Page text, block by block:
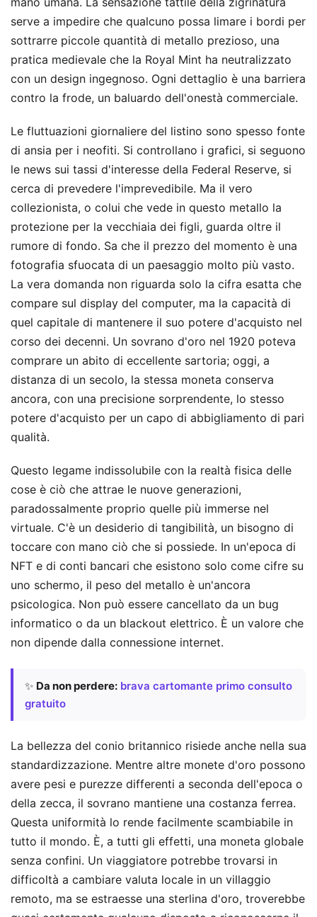
serve a impedire che qualcuno possa limare i bordi per
sottrarre piccole quantità di metallo prezioso, una
pratica medievale che la Royal Mint ha neutralizzato
con un design ingegnoso. Ogni dettaglio è una barriera
contro la frode, un baluardo dell'onestà commerciale.
Le fluttuazioni giornaliere del listino sono spesso fonte
di ansia per i neofiti. Si controllano i grafici, si seguono
le news sui tassi d'interesse della Federal Reserve, si
cerca di prevedere l'imprevedibile. Ma il vero
collezionista, o colui che vede in questo metallo la
protezione per la vecchiaia dei figli, guarda oltre il
rumore di fondo. Sa che il prezzo del momento è una
fotografia sfuocata di un paesaggio molto più vasto.
La vera domanda non riguarda solo la cifra esatta che
compare sul display del computer, ma la capacità di
quel capitale di mantenere il suo potere d'acquisto nel
corso dei decenni. Un sovrano d'oro nel 1920 poteva
comprare un abito di eccellente sartoria; oggi, a
distanza di un secolo, la stessa moneta conserva
ancora, con una precisione sorprendente, lo stesso
potere d'acquisto per un capo di abbigliamento di pari
qualità.
Questo legame indissolubile con la realtà fisica delle
cose è ciò che attrae le nuove generazioni,
paradossalmente proprio quelle più immerse nel
virtuale. C'è un desiderio di tangibilità, un bisogno di
toccare con mano ciò che si possiede. In un'epoca di
NFT e di conti bancari che esistono solo come cifre su
uno schermo, il peso del metallo è un'ancora
psicologica. Non può essere cancellato da un bug
informatico o da un blackout elettrico. È un valore che
non dipende dalla connessione internet.
✨ Da non perdere: brava cartomante primo consulto
gratuito
La bellezza del conio britannico risiede anche nella sua
standardizzazione. Mentre altre monete d'oro possono
avere pesi e purezze differenti a seconda dell'epoca o
della zecca, il sovrano mantiene una costanza ferrea.
Questa uniformità lo rende facilmente scambiabile in
tutto il mondo. È, a tutti gli effetti, una moneta globale
senza confini. Un viaggiatore potrebbe trovarsi in
difficoltà a cambiare valuta locale in un villaggio
remoto, ma se estraesse una sterlina d'oro, troverebbe